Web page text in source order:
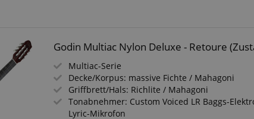
Godin Multiac Nylon Deluxe - Retoure
Multiac-Serie
Decke/Korpus: massive Fichte / Mahagoni
Griffbrett/Hals: Richlite / Mahagoni
Tonabnehmer: Custom Voiced LR Baggs-
Lyric-Mikrofon